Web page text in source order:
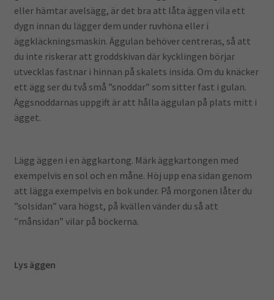
eller hämtar avelsägg, är det bra att låta äggen vila ett
dygn innan du lägger dem under ruvhöna eller i
äggkläckningsmaskin. Äggulan behöver centreras, så att
du inte riskerar att groddskivan där kycklingen börjar
utvecklas fastnar i hinnan på skalets insida. Om du knäcker
ett ägg ser du två små ”snoddar” som sitter fast i gulan.
Äggsnoddarnas uppgift är att hålla äggulan på plats mitt i
ägget.
Lägg äggen i en äggkartong. Märk äggkartongen med
exempelvis en sol och en måne. Höj upp ena sidan genom
att lägga exempelvis en bok under. På morgonen låter du
”solsidan” vara högst, på kvällen vänder du så att
”månsidan” vilar på böckerna.
Lys äggen